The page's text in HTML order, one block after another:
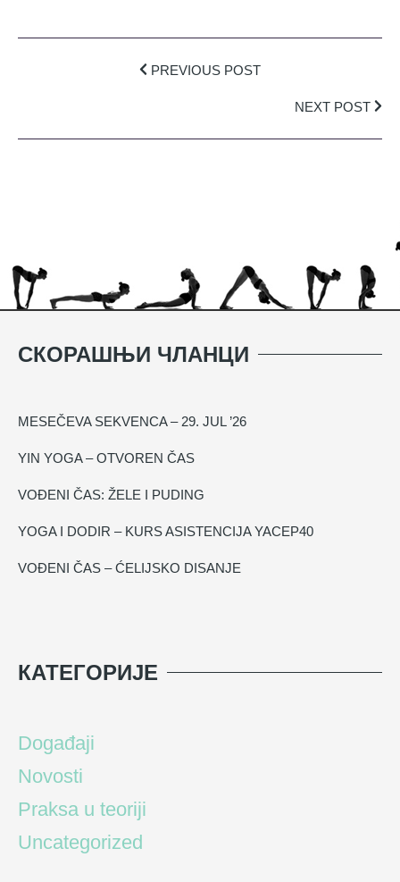
PREVIOUS POST
NEXT POST
СКОРАШЊИ ЧЛАНЦИ
MESEČEVA SEKVENCA – 29. JUL ’26
YIN YOGA – OTVOREN ČAS
VOĐENI ČAS: ŽELE I PUDING
YOGA I DODIR – KURS ASISTENCIJA YACEP40
VOĐENI ČAS – ĆELIJSKO DISANJE
КАТЕГОРИЈЕ
Događaji
Novosti
Praksa u teoriji
Uncategorized